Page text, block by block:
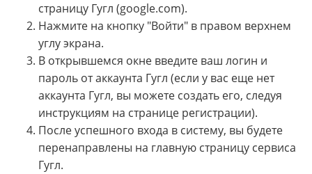
страницу Гугл (google.com).
Нажмите на кнопку "Войти" в правом верхнем
углу экрана.
В открывшемся окне введите ваш логин и
пароль от аккаунта Гугл (если у вас еще нет
аккаунта Гугл, вы можете создать его, следуя
инструкциям на странице регистрации).
После успешного входа в систему, вы будете
перенаправлены на главную страницу сервиса
Гугл.